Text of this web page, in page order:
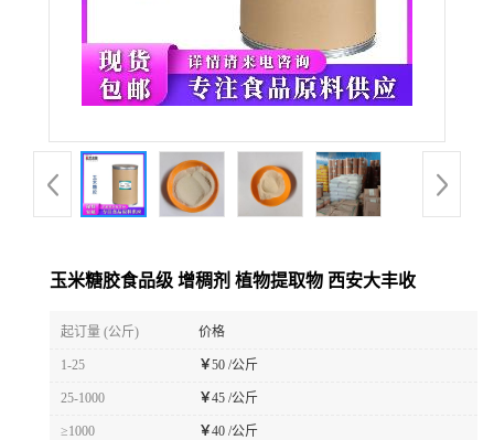
玉米糖胶食品级 增稠剂 植物提取物 西安大丰收
起订量 (公斤) 价格
1-25 ￥50 /公斤
25-1000 ￥45 /公斤
≥1000 ￥40 /公斤